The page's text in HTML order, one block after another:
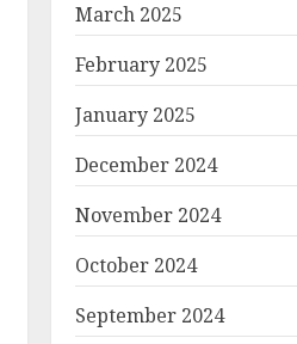
March 2025
February 2025
January 2025
December 2024
November 2024
October 2024
September 2024